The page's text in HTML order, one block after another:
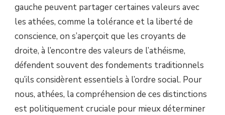
gauche peuvent partager certaines valeurs avec
les athées, comme la tolérance et la liberté de
conscience, on s’aperçoit que les croyants de
droite, à l’encontre des valeurs de l’athéisme,
défendent souvent des fondements traditionnels
qu’ils considèrent essentiels à l’ordre social. Pour
nous, athées, la compréhension de ces distinctions
est politiquement cruciale pour mieux déterminer